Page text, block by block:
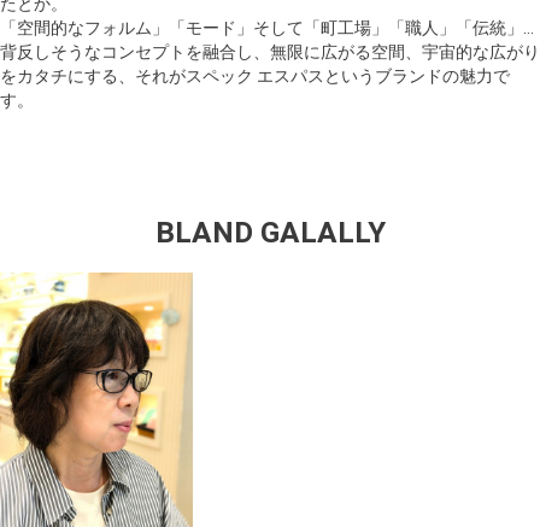
「空間的なフォルム」「モード」そして「町工場」「職人」「伝統」…
背反しそうなコンセプトを融合し、無限に広がる空間、宇宙的な広がり
をカタチにする、それがスペック エスパスというブランドの魅力で
す。
BLAND GALALLY